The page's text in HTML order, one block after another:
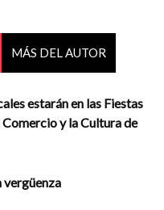
MÁS DEL AUTOR
estarán en las Fiestas
y la Cultura de
vergüenza